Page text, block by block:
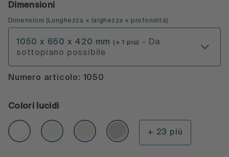
Dimensioni
Dimensioni ( Lunghezza × larghezza × profondità)
1050 x 650 x 420 mm (+ 1 più)
- Da
sottopiano possibile
Numero articolo: 1050
Colori lucidi
+ 23 più